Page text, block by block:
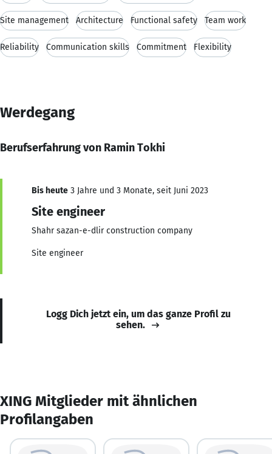
Site management Architecture Functional safety Team work
Reliability Communication skills Commitment Flexibility
Werdegang
Berufserfahrung von Ramin Tokhi
Bis heute 3 Jahre und 3 Monate, seit Juni 2023
Site engineer
Shahr sazan-e-dlir construction company
Site engineer
Logg Dich jetzt ein, um das ganze Profil zu
sehen.
XING Mitglieder mit ähnlichen
Profilangaben